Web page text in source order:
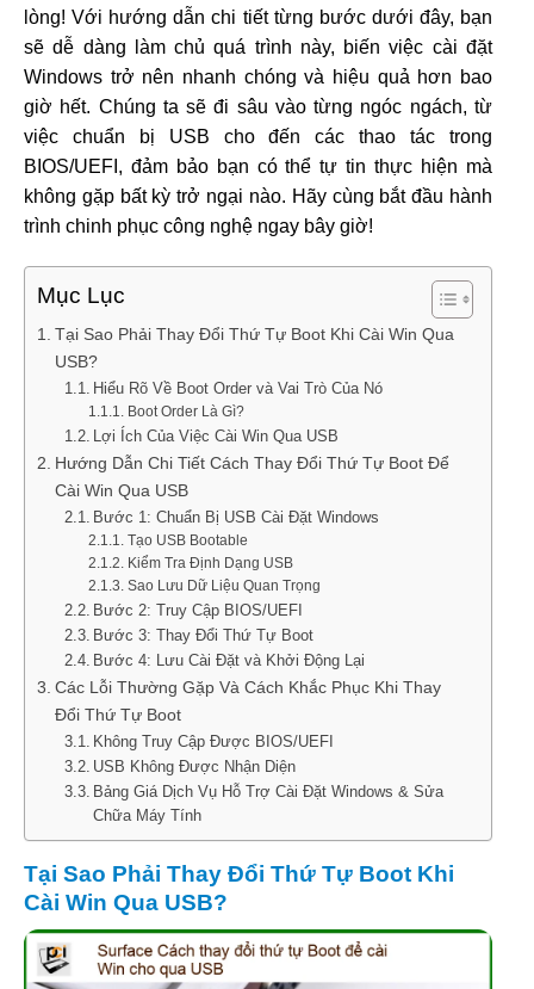
lòng! Với hướng dẫn chi tiết từng bước dưới đây, bạn
sẽ dễ dàng làm chủ quá trình này, biến việc cài đặt
Windows trở nên nhanh chóng và hiệu quả hơn bao
giờ hết. Chúng ta sẽ đi sâu vào từng ngóc ngách, từ
việc chuẩn bị USB cho đến các thao tác trong
BIOS/UEFI, đảm bảo bạn có thể tự tin thực hiện mà
không gặp bất kỳ trở ngại nào. Hãy cùng bắt đầu hành
trình chinh phục công nghệ ngay bây giờ!
Mục Lục
Tại Sao Phải Thay Đổi Thứ Tự Boot Khi Cài Win Qua
USB?
Hiểu Rõ Về Boot Order và Vai Trò Của Nó
Boot Order Là Gì?
Lợi Ích Của Việc Cài Win Qua USB
Hướng Dẫn Chi Tiết Cách Thay Đổi Thứ Tự Boot Để
Cài Win Qua USB
Bước 1: Chuẩn Bị USB Cài Đặt Windows
Tạo USB Bootable
Kiểm Tra Định Dạng USB
Sao Lưu Dữ Liệu Quan Trọng
Bước 2: Truy Cập BIOS/UEFI
Bước 3: Thay Đổi Thứ Tự Boot
Bước 4: Lưu Cài Đặt và Khởi Động Lại
Các Lỗi Thường Gặp Và Cách Khắc Phục Khi Thay
Đổi Thứ Tự Boot
Không Truy Cập Được BIOS/UEFI
USB Không Được Nhận Diện
Bảng Giá Dịch Vụ Hỗ Trợ Cài Đặt Windows & Sửa
Chữa Máy Tính
Tại Sao Phải Thay Đổi Thứ Tự Boot Khi
Cài Win Qua USB?